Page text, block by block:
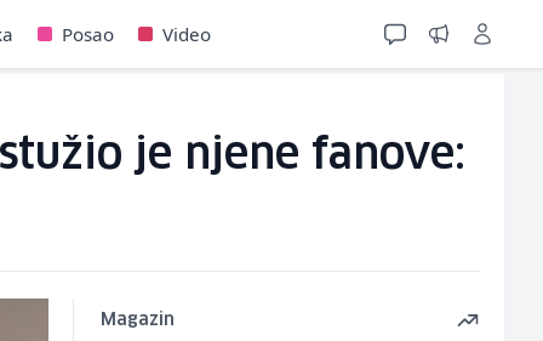
Posao Video
je njene fanove:
Magazin